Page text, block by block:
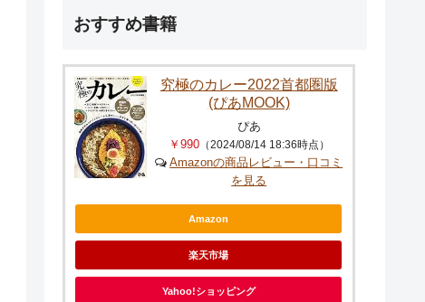
おすすめ書籍
究極のカレー2022首都圏版
(ぴあMOOK)
ぴあ
￥990（2024/08/14 18:36時点）
Amazonの商品レビュー・口コミ
を見る
Amazon
楽天市場
Yahoo!ショッピング